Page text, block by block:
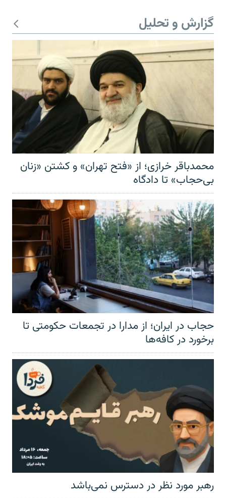
گزارش و تحلیل
محمدباقر خرازی؛ از «فتح تهران» و کشتن «زنان
بی‌حجاب» تا دادگاه
حجاب در ایران؛ از مدارا در تجمعات حکومتی تا
برخورد در کافه‌ها
رهبر مورد نظر در دسترس نمی‌باشد